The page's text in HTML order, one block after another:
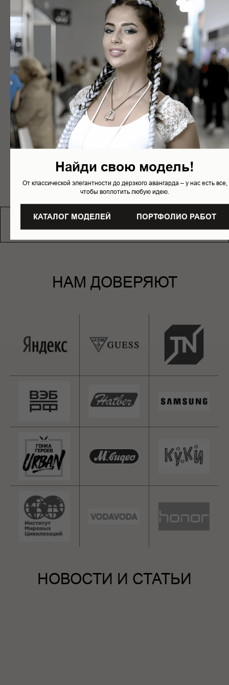
идеальному подбору моделей и безупречному
сервису.
ПОДДЕРЖКА
Полная поддержка во время всего процесса
сотрудничества.
КАТАЛОГ МОДЕЛИ
НАМ ДОВЕРЯЮТ
НОВОСТИ И СТАТЬИ
Найди свою модель!
От классической элегантности до дерзкого авангарда – у нас есть все,
чтобы воплотить любую идею.
КАТАЛОГ МОДЕЛЕЙ ПОРТФОЛИО РАБОТ